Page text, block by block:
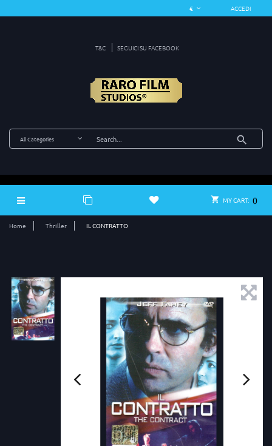
ACCEDI
T&C SEGUICI SU FACEBOOK
MY CART: 0
Home Thriller IL CONTRATTO